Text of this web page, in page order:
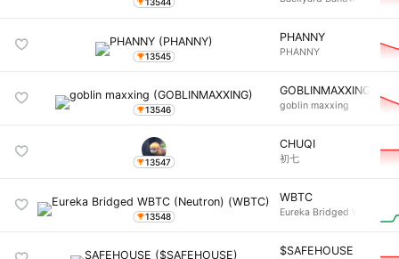
13545
PHANNY
PHANNY
13546
GOBLINMAXXING
goblin maxxing
13547
CHUQI
13548
WBTC
Eureka Bridged
$SAFEHOUSE